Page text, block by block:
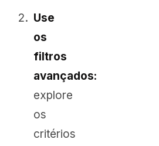
Use
os
filtros
avançados:
explore
os
critérios